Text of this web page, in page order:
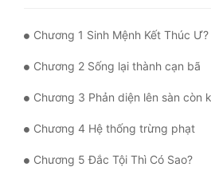
Ngôn Tình
Ngược
Nữ Cường
Nữ Phụ
Phong Thủy - Tâm Linh
Chương 1 Sinh Mệnh Kết Thúc Ư?
Chương 2 Sống lại thành cạn bã
Chương 3 Phản diện lên sàn còn
Chương 4 Hệ thống trừng phạt
Chương 5 Đắc Tội Thì Có Sao?